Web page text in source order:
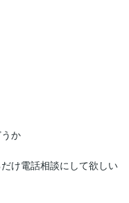
か
け電話相談にして欲しい